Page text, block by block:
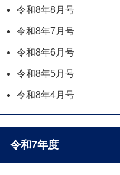
令和8年8月号
令和8年7月号
令和8年6月号
令和8年5月号
令和8年4月号
令和7年度